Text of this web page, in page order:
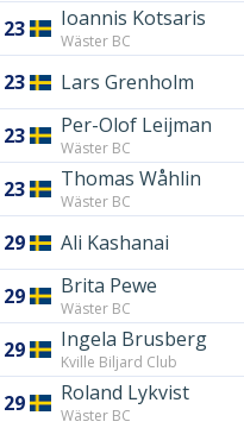
23 Ioannis Kotsaris
Wäster BC
23 Lars Grenholm
23 Per-Olof Leijman
Wäster BC
23 Thomas Wåhlin
Wäster BC
29 Ali Kashanai
29 Brita Pewe
Wäster BC
29 Ingela Brusberg
Kville Biljard Club
29 Roland Lykvist
Wäster BC